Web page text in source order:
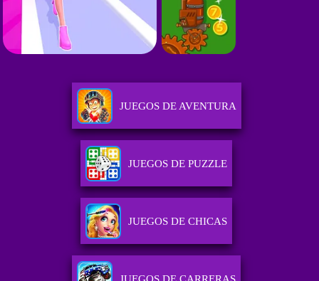
JUEGOS DE AVENTURA
JUEGOS DE PUZZLE
JUEGOS DE CHICAS